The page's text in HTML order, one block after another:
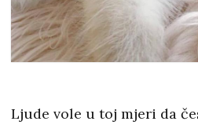
Ljude vole u toj mjeri da